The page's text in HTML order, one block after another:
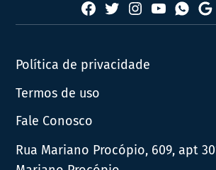
Facebook
TwitterInstagram
YouTube
Política de privacidade
Termos de uso
Fale Conosco
Rua Mariano Procópio, 609, apt